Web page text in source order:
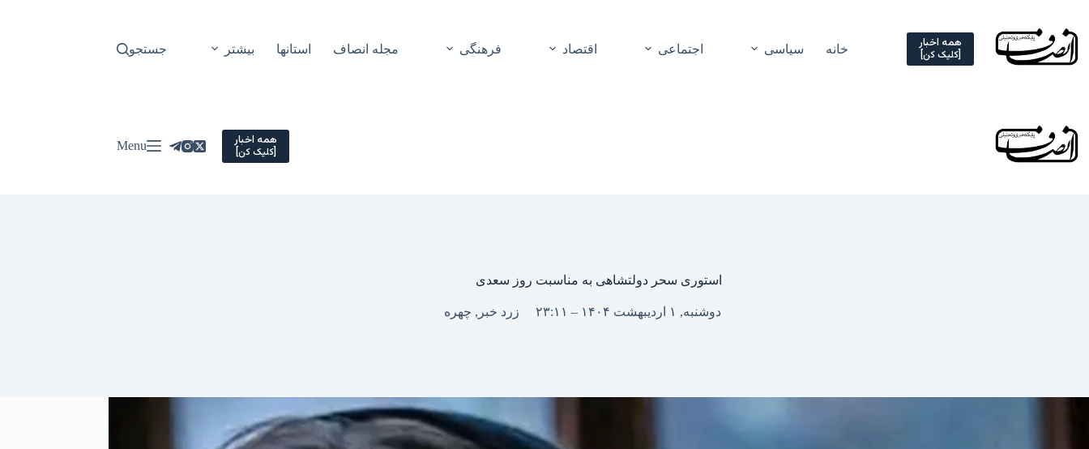
content
همه اخبار
[کلیک کن] خانه سیاسی اجتماعی اقتصاد فرهنگی مجله انصاف استانها بیشتر جستجو
همه اخبار
[کلیک کن] Menu
استوری سحر دولتشاهی به مناسبت روز سعدی
دوشنبه, ۱ اردیبهشت ۱۴۰۴ – ۲۳:۱۱ زرد خبر , چهره